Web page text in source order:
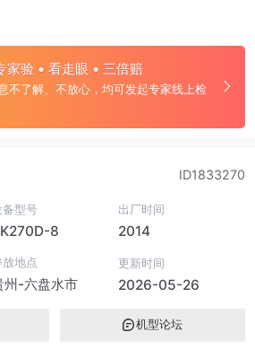
家验 • 看走眼 • 三倍赔
不了解、不放心，均可发起专家线上检
ID1833270
备型号
8
出厂时间
2014
放地点
州-六盘水市
更新时间
2026-05-26
机型论坛